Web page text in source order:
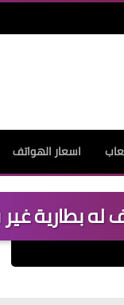
اسعار الهواتف
بطارية غير